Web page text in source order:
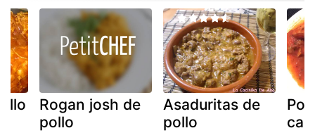
Rogan josh de
pollo
Asaduritas de
pollo